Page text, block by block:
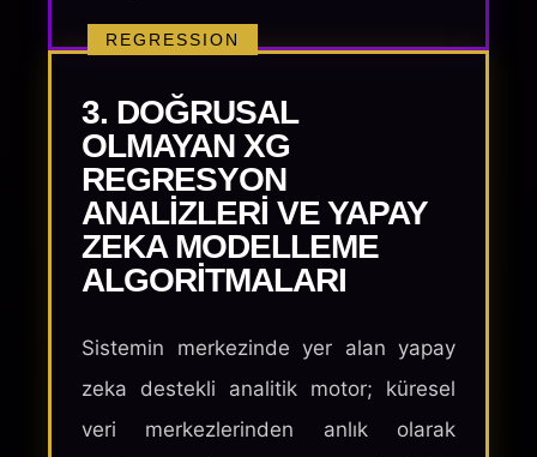
REGRESSION
3. DOĞRUSAL
OLMAYAN XG
REGRESYON
ANALIZLERI VE YAPAY
ZEKA MODELLEME
ALGORITMALARI
Sistemin merkezinde yer alan yapay
zeka destekli analitik motor; küresel
veri merkezlerinden anlık olarak